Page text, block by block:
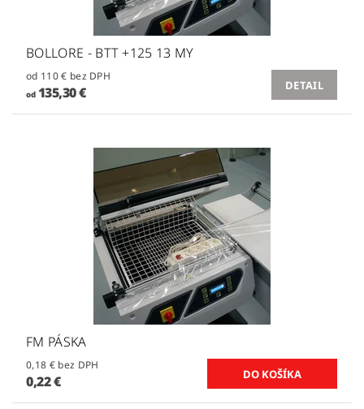
BOLLORE - BTT +125 13 MY
od 110 € bez DPH
od135,30 € DETAIL
FM PÁSKA
0,18 € bez DPH
0,22 €